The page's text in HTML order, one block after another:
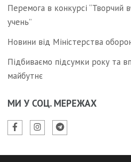
Перемога в конкурсі “Творчий
учень”
Новини від Міністерства
Підбиваємо підсумки року та
майбутнє
МИ У СОЦ. МЕРЕЖАХ